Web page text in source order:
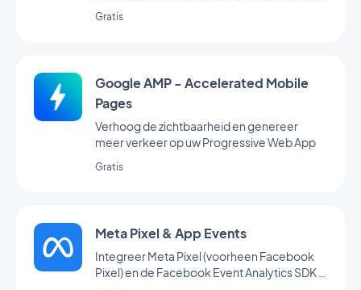
perfect add-on to set up automations
Gratis
Google AMP - Accelerated Mobile
Pages
Verhoog de zichtbaarheid en genereer
meer verkeer op uw Progressive Web App
Gratis
Meta Pixel & App Events
Integreer Meta Pixel (voorheen Facebook
Pixel) en de Facebook Event Analytics SDK in